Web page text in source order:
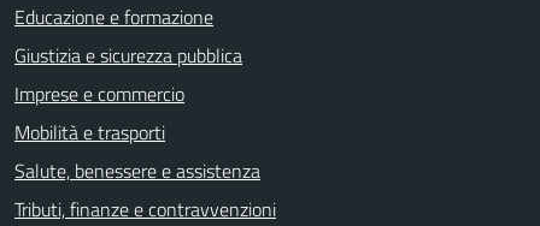
Educazione e formazione
Giustizia e sicurezza pubblica
Imprese e commercio
Mobilità e trasporti
Salute, benessere e assistenza
Tributi, finanze e contravvenzioni